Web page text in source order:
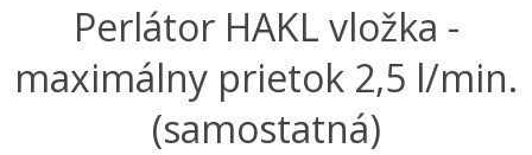
Perlátor HAKL vložka -
maximálny prietok 2,5 l/min.
(samostatná)